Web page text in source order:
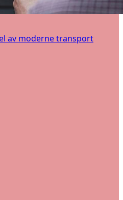
av moderne transport